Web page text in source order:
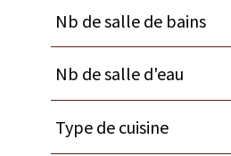
Nb de salle de bains
Nb de salle d'eau
Type de cuisine